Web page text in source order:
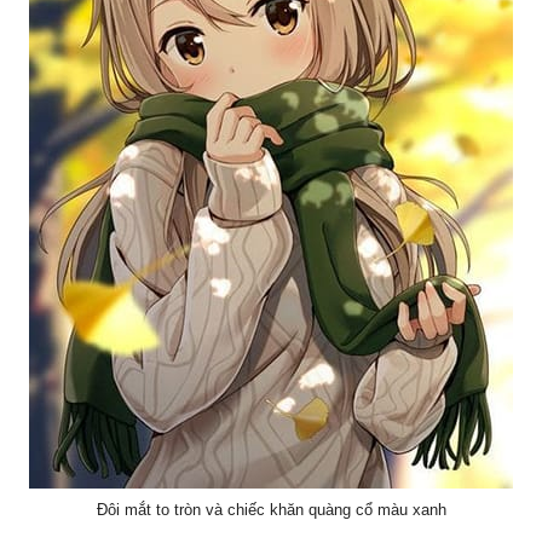
Đôi mắt to tròn và chiếc khăn quàng cổ màu xanh